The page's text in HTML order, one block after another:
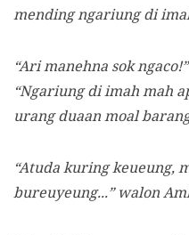
mending ngariung di
“Ari manehna sok
“Ngariung di imah mah
urang duaan moal
“Atuda kuring keueung,
bureuyeung...” walon